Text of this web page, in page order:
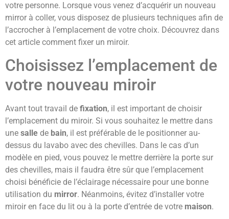
votre personne. Lorsque vous venez d’acquérir un nouveau
mirror à coller, vous disposez de plusieurs techniques afin de
l’accrocher à l’emplacement de votre choix. Découvrez dans
cet article comment fixer un miroir.
Choisissez l’emplacement de
votre nouveau miroir
Avant tout travail de fixation, il est important de choisir
l’emplacement du miroir. Si vous souhaitez le mettre dans
une salle de bain, il est préférable de le positionner au-
dessus du lavabo avec des chevilles. Dans le cas d’un
modèle en pied, vous pouvez le mettre derrière la porte sur
des chevilles, mais il faudra être sûr que l’emplacement
choisi bénéficie de l’éclairage nécessaire pour une bonne
utilisation du mirror. Néanmoins, évitez d’installer votre
miroir en face du lit ou à la porte d’entrée de votre maison.